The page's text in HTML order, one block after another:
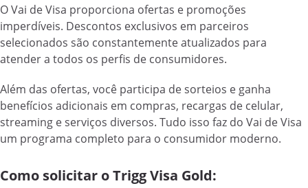
O Vai de Visa proporciona ofertas e promoções
imperdíveis. Descontos exclusivos em parceiros
selecionados são constantemente atualizados para
atender a todos os perfis de consumidores.
Além das ofertas, você participa de sorteios e ganha
benefícios adicionais em compras, recargas de celular,
streaming e serviços diversos. Tudo isso faz do Vai de Visa
um programa completo para o consumidor moderno.
Como solicitar o Trigg Visa Gold: